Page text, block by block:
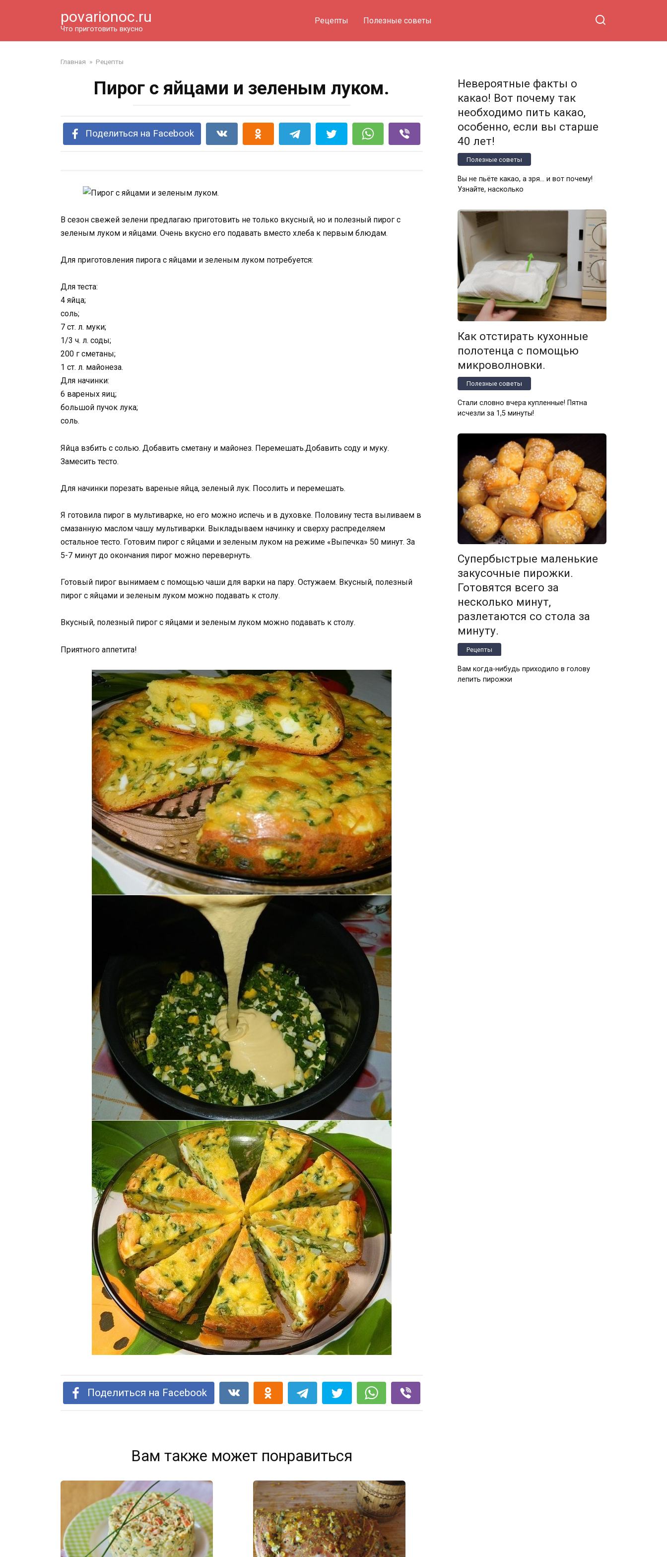
povarionoc.ru
Что приготовить вкусно
Рецепты Полезные советы
Главная » Рецепты
Пирог с яйцами и зеленым луком.
Поделиться на Facebook
В сезон свежей зелени предлагаю приготовить не только вкусный, но и полезный пирог с
зеленым луком и яйцами. Очень вкусно его подавать вместо хлеба к первым блюдам.
Для приготовления пирога с яйцами и зеленым луком потребуется:
Для теста:
4 яйца;
соль;
7 ст. л. муки;
1/3 ч. л. соды;
200 г сметаны;
1 ст. л. майонеза.
Для начинки:
6 вареных яиц;
большой пучок лука;
соль.
Яйца взбить с солью. Добавить сметану и майонез. Перемешать.Добавить соду и муку.
Замесить тесто.
Для начинки порезать вареные яйца, зеленый лук. Посолить и перемешать.
Я готовила пирог в мультиварке, но его можно испечь и в духовке. Половину теста выливаем в
смазанную маслом чашу мультиварки. Выкладываем начинку и сверху распределяем
остальное тесто. Готовим пирог с яйцами и зеленым луком на режиме «Выпечка» 50 минут. За
5-7 минут до окончания пирог можно перевернуть.
Готовый пирог вынимаем с помощью чаши для варки на пару. Остужаем. Вкусный, полезный
пирог с яйцами и зеленым луком можно подавать к столу.
Вкусный, полезный пирог с яйцами и зеленым луком можно подавать к столу.
Приятного аппетита!
Поделиться на Facebook
Вам также может понравиться
Невероятные факты о
какао! Вот почему так
необходимо пить какао,
особенно, если вы старше
40 лет!
Полезные советы
Вы не пьёте какао, а зря… и вот почему!
Узнайте, насколько
Как отстирать кухонные
полотенца с помощью
микроволновки.
Полезные советы
Стали словно вчера купленные! Пятна
исчезли за 1,5 минуты!
Супербыстрые маленькие
закусочные пирожки.
Готовятся всего за
несколько минут,
разлетаются со стола за
минуту.
Рецепты
Вам когда-нибудь приходило в голову
лепить пирожки